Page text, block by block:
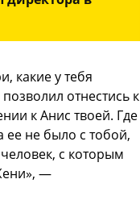
какие у тебя
отнестись к
к Анис твоей. Где
ее не было с тобой,
с которым
—